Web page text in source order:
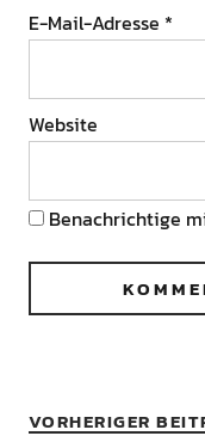
E-Mail-Adresse *
Website
Benachrichtige
VORHERIGER